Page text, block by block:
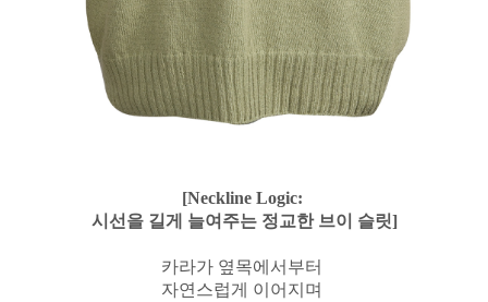
[Neckline Logic:
시선을 길게 늘여주는 정교한 브이 슬릿]
카라가 옆목에서부터
자연스럽게 이어지며